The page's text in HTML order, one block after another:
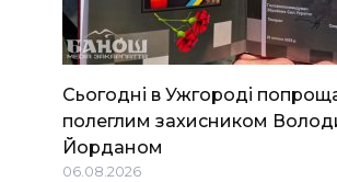
Сьогодні в Ужгороді
полеглим захисником
Йорданом
06.08.2026